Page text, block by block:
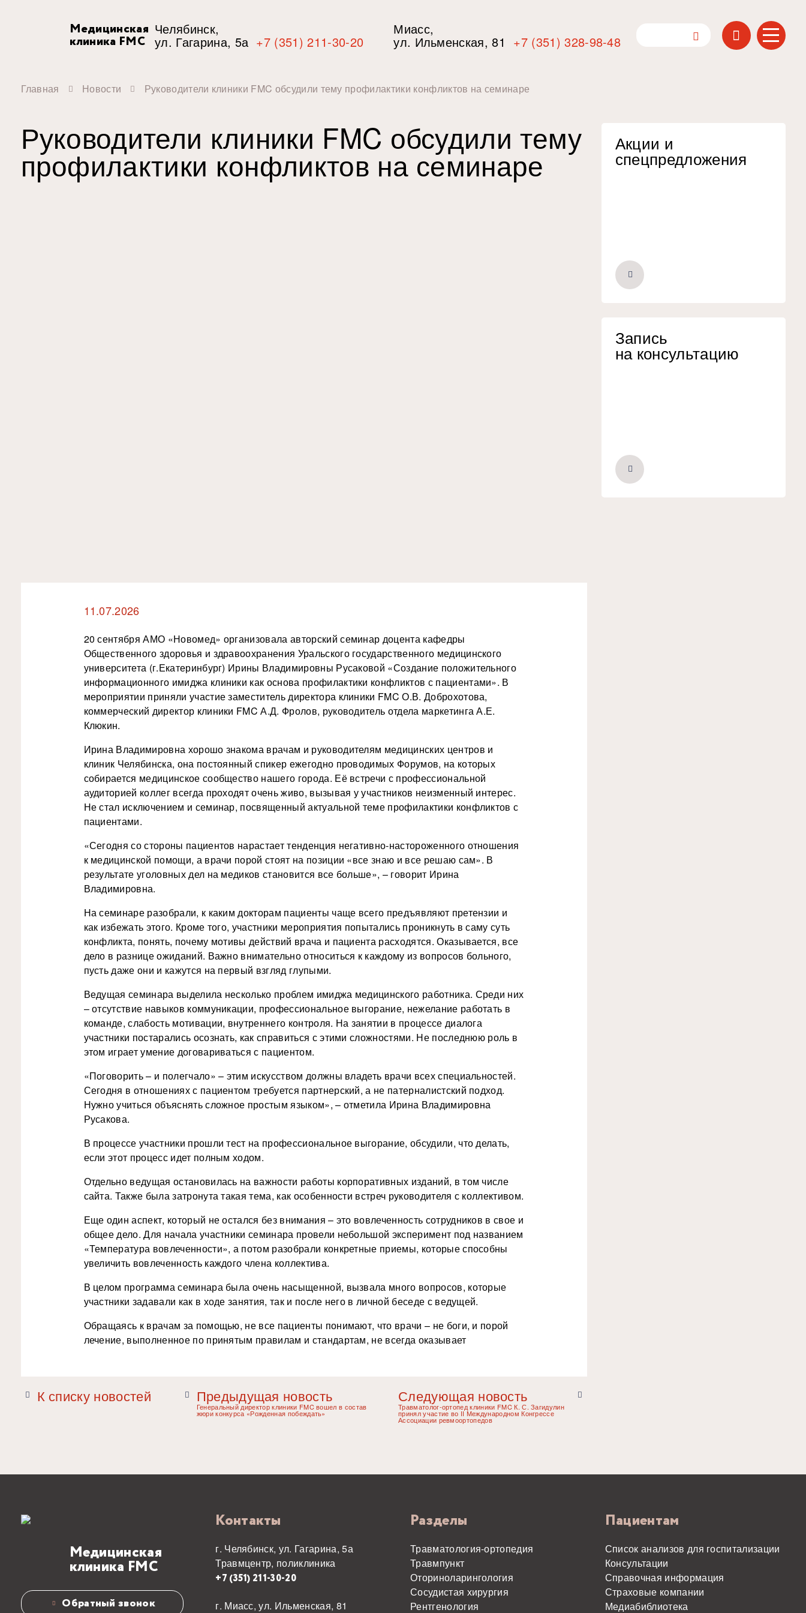
Медицинская
клиника FMC
Челябинск,
ул. Гагарина, 5а +7 (351) 211-30-20
Миасс,
ул. Ильменская, 81 +7 (351) 328-98-48
Главная Новости Руководители клиники FMC обсудили тему профилактики конфликтов на семинаре
Руководители клиники FMC обсудили тему
профилактики конфликтов на семинаре
11.07.2026
20 сентября АМО «Новомед» организовала авторский семинар доцента кафедры
Общественного здоровья и здравоохранения Уральского государственного медицинского
университета (г.Екатеринбург) Ирины Владимировны Русаковой «Создание положительного
информационного имиджа клиники как основа профилактики конфликтов с пациентами». В
мероприятии приняли участие заместитель директора клиники FMC О.В. Доброхотова,
коммерческий директор клиники FMC А.Д. Фролов, руководитель отдела маркетинга А.Е.
Клюкин.
Ирина Владимировна хорошо знакома врачам и руководителям медицинских центров и
клиник Челябинска, она постоянный спикер ежегодно проводимых Форумов, на которых
собирается медицинское сообщество нашего города. Её встречи с профессиональной
аудиторией коллег всегда проходят очень живо, вызывая у участников неизменный интерес.
Не стал исключением и семинар, посвященный актуальной теме профилактики конфликтов с
пациентами.
«Сегодня со стороны пациентов нарастает тенденция негативно-настороженного отношения
к медицинской помощи, а врачи порой стоят на позиции «все знаю и все решаю сам». В
результате уголовных дел на медиков становится все больше», – говорит Ирина
Владимировна.
На семинаре разобрали, к каким докторам пациенты чаще всего предъявляют претензии и
как избежать этого. Кроме того, участники мероприятия попытались проникнуть в саму суть
конфликта, понять, почему мотивы действий врача и пациента расходятся. Оказывается, все
дело в разнице ожиданий. Важно внимательно относиться к каждому из вопросов больного,
пусть даже они и кажутся на первый взгляд глупыми.
Ведущая семинара выделила несколько проблем имиджа медицинского работника. Среди них
– отсутствие навыков коммуникации, профессиональное выгорание, нежелание работать в
команде, слабость мотивации, внутреннего контроля. На занятии в процессе диалога
участники постарались осознать, как справиться с этими сложностями. Не последнюю роль в
этом играет умение договариваться с пациентом.
«Поговорить – и полегчало» – этим искусством должны владеть врачи всех специальностей.
Сегодня в отношениях с пациентом требуется партнерский, а не патерналистский подход.
Нужно учиться объяснять сложное простым языком», – отметила Ирина Владимировна
Русакова.
В процессе участники прошли тест на профессиональное выгорание, обсудили, что делать,
если этот процесс идет полным ходом.
Отдельно ведущая остановилась на важности работы корпоративных изданий, в том числе
сайта. Также была затронута такая тема, как особенности встреч руководителя с коллективом.
Еще один аспект, который не остался без внимания – это вовлеченность сотрудников в свое и
общее дело. Для начала участники семинара провели небольшой эксперимент под названием
«Температура вовлеченности», а потом разобрали конкретные приемы, которые способны
увеличить вовлеченность каждого члена коллектива.
В целом программа семинара была очень насыщенной, вызвала много вопросов, которые
участники задавали как в ходе занятия, так и после него в личной беседе с ведущей.
Обращаясь к врачам за помощью, не все пациенты понимают, что врачи – не боги, и порой
лечение, выполненное по принятым правилам и стандартам, не всегда оказывает
К списку новостей Предыдущая новость
Генеральный директор клиники FMC вошел в состав
жюри конкурса «Рожденная побеждать»
Следующая новость
Травматолог-ортопед клиники FMC К. С. Загидулин
принял участие во II Международном Конгрессе
Ассоциации ревмоортопедов
Акции и
спецпредложения
Запись
на консультацию
Медицинская
клиника FMC
Обратный звонок
Контакты
г. Челябинск, ул. Гагарина, 5а
Травмцентр, поликлиника
+7 (351) 211-30-20
г. Миасс, ул. Ильменская, 81
Разделы
Травматология-ортопедия
Травмпункт
Оториноларингология
Сосудистая хирургия
Рентгенология
Пациентам
Список анализов для госпитализации
Консультации
Справочная информация
Страховые компании
Медиабиблиотека